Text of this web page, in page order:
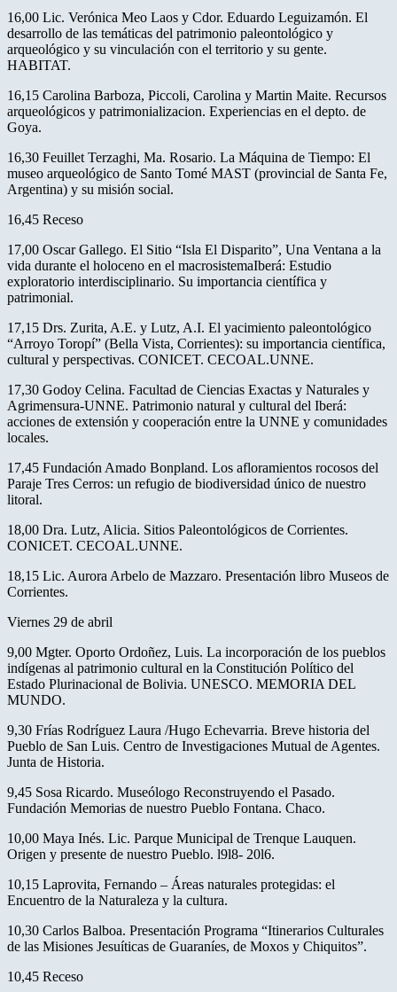
16,00 Lic. Verónica Meo Laos y Cdor. Eduardo Leguizamón. El
desarrollo de las temáticas del patrimonio paleontológico y
arqueológico y su vinculación con el territorio y su gente.
HABITAT.
16,15 Carolina Barboza, Piccoli, Carolina y Martin Maite. Recursos
arqueológicos y patrimonializacion. Experiencias en el depto. de
Goya.
16,30 Feuillet Terzaghi, Ma. Rosario. La Máquina de Tiempo: El
museo arqueológico de Santo Tomé MAST (provincial de Santa Fe,
Argentina) y su misión social.
16,45 Receso
17,00 Oscar Gallego. El Sitio “Isla El Disparito”, Una Ventana a la
vida durante el holoceno en el macrosistemaIberá: Estudio
exploratorio interdisciplinario. Su importancia científica y
patrimonial.
17,15 Drs. Zurita, A.E. y Lutz, A.I. El yacimiento paleontológico
“Arroyo Toropí” (Bella Vista, Corrientes): su importancia científica,
cultural y perspectivas. CONICET. CECOAL.UNNE.
17,30 Godoy Celina. Facultad de Ciencias Exactas y Naturales y
Agrimensura-UNNE. Patrimonio natural y cultural del Iberá:
acciones de extensión y cooperación entre la UNNE y comunidades
locales.
17,45 Fundación Amado Bonpland. Los afloramientos rocosos del
Paraje Tres Cerros: un refugio de biodiversidad único de nuestro
litoral.
18,00 Dra. Lutz, Alicia. Sitios Paleontológicos de Corrientes.
CONICET. CECOAL.UNNE.
18,15 Lic. Aurora Arbelo de Mazzaro. Presentación libro Museos de
Corrientes.
Viernes 29 de abril
9,00 Mgter. Oporto Ordoñez, Luis. La incorporación de los pueblos
indígenas al patrimonio cultural en la Constitución Político del
Estado Plurinacional de Bolivia. UNESCO. MEMORIA DEL
MUNDO.
9,30 Frías Rodríguez Laura /Hugo Echevarria. Breve historia del
Pueblo de San Luis. Centro de Investigaciones Mutual de Agentes.
Junta de Historia.
9,45 Sosa Ricardo. Museólogo Reconstruyendo el Pasado.
Fundación Memorias de nuestro Pueblo Fontana. Chaco.
10,00 Maya Inés. Lic. Parque Municipal de Trenque Lauquen.
Origen y presente de nuestro Pueblo. l9l8- 20l6.
10,15 Laprovita, Fernando – Áreas naturales protegidas: el
Encuentro de la Naturaleza y la cultura.
10,30 Carlos Balboa. Presentación Programa “Itinerarios Culturales
de las Misiones Jesuíticas de Guaraníes, de Moxos y Chiquitos”.
10,45 Receso